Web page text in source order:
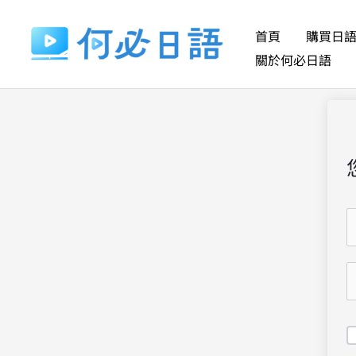
要
首頁 購買日
關於何必日語